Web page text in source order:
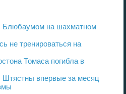
Блюбаумом на шахматном
не тренироваться на
Томаса погибла в
впервые за месяц